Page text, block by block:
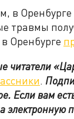
в Оренбурге
травмы
Оренбурге
читатели
.
Если вам
электронную